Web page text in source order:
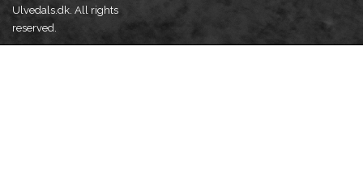
Ulvedals.dk. All rights
reserved.